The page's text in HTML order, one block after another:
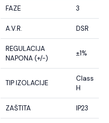
FAZE 3
A.V.R. DSR
REGULACIJA
NAPONA (+/-)
±1%
TIP IZOLACIJE
Class
H
ZAŠTITA IP23